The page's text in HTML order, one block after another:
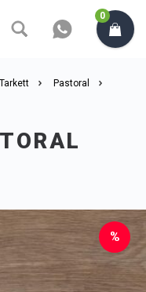
0
Tarkett
Pastoral